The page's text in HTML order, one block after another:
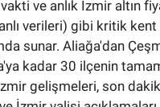
ve anlık İzmir altın
verileri) gibi kritik
sunar. Aliağa'dan
kadar 30 ilçenin
gelişmeleri, son